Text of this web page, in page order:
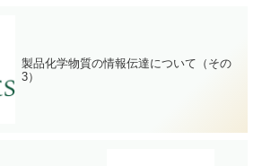
製品化学物質の情報伝達について（その
3）